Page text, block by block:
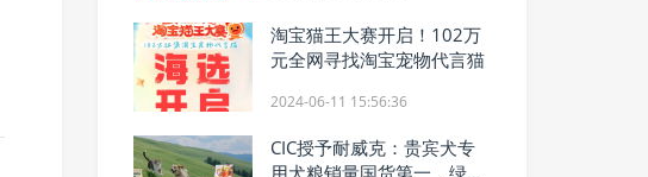
淘宝猫王大赛开启！102万
元全网寻找淘宝宠物代言猫
2024-06-11 15:56:36
CIC授予耐威克：贵宾犬专
用犬粮销量国货第一，绿茶